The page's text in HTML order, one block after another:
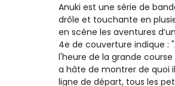
Anuki est une série de
drôle et touchante en
en scène les aventures
4e de couverture indique :
l'heure de la grande
a hâte de montrer de quoi
ligne de départ, tous les